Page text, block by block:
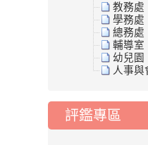
教務處
學務處
總務處
輔導室
幼兒園
人事與
評鑑專區